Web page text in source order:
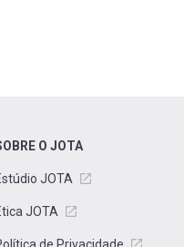
O JOTA
JOTA
JOTA